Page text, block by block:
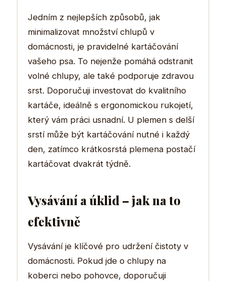
Jedním z nejlepších způsobů, jak
minimalizovat množství chlupů v
domácnosti, je pravidelné kartáčování
vašeho psa. To nejenže pomáhá odstranit
volné chlupy, ale také podporuje zdravou
srst. Doporučuji investovat do kvalitního
kartáče, ideálně s ergonomickou rukojetí,
který vám práci usnadní. U plemen s delší
srstí může být kartáčování nutné i každý
den, zatímco krátkosrstá plemena postačí
kartáčovat dvakrát týdně.
Vysávání a úklid – jak na to
efektivně
Vysávání je klíčové pro udržení čistoty v
domácnosti. Pokud jde o chlupy na
koberci nebo pohovce, doporučuji